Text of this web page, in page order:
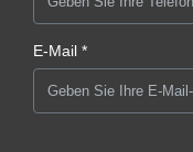
E-Mail *